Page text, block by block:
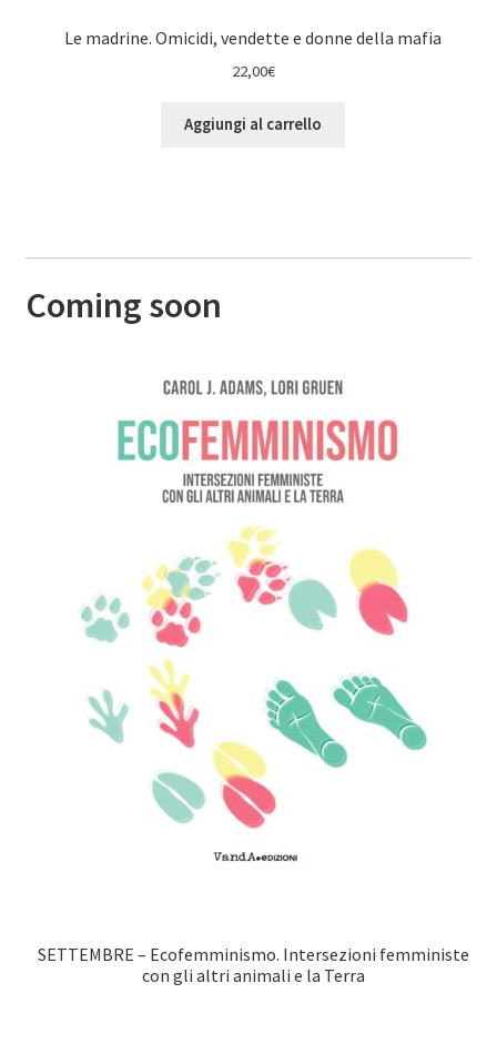
Le madrine. Omicidi, vendette e donne della mafia
22,00€
Aggiungi al carrello
Coming soon
SETTEMBRE – Ecofemminismo. Intersezioni femministe
con gli altri animali e la Terra